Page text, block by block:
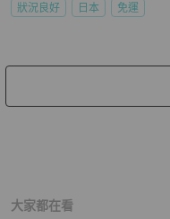
狀況良好 日本 免運
大家都在看